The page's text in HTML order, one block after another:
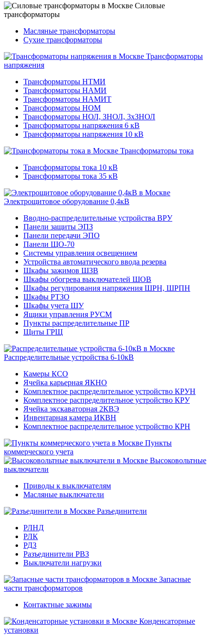
Силовые
трансформаторы
Масляные трансформаторы
Сухие трансформаторы
Трансформаторы
напряжения
Трансформаторы НТМИ
Трансформаторы НАМИ
Трансформаторы НАМИТ
Трансформаторы НОМ
Трансформаторы НОЛ, ЗНОЛ, 3хЗНОЛ
Трансформаторы напряжения 6 кВ
Трансформаторы напряжения 10 кВ
Трансформаторы тока
Трансформаторы тока 10 кВ
Трансформаторы тока 35 кВ
Электрощитовое оборудование 0,4кВ
Вводно-распределительные устройства ВРУ
Панели защиты ЭПЗ
Панели передачи ЭПО
Панели ЩО-70
Системы управления освещением
Устройства автоматического ввода резерва
Шкафы зажимов ШЗВ
Шкафы обогрева выключателей ШОВ
Шкафы регулирования напряжения ШРН, ШРПН
Шкафы РТЗО
Шкафы учета ШУ
Ящики управления РУСМ
Пункты распределительные ПР
Щиты ГРЩ
Распределительные устройства 6-10кВ
Камеры КСО
Ячейка карьерная ЯКНО
Комплектное распределительное устройство КРУН
Комплектное распределительное устройство КРУ
Ячейка экскаваторная 2КВЭ
Инвентарная камера ИКВН
Комплектное распределительное устройство КРН
Пункты
коммерческого учета
Высоковольтные
выключатели
Приводы к выключателям
Масляные выключатели
Разъединители
РЛНД
РЛК
РДЗ
Разъединители РВЗ
Выключатели нагрузки
Запасные
части трансформаторов
Контактные зажимы
Конденсаторные
установки